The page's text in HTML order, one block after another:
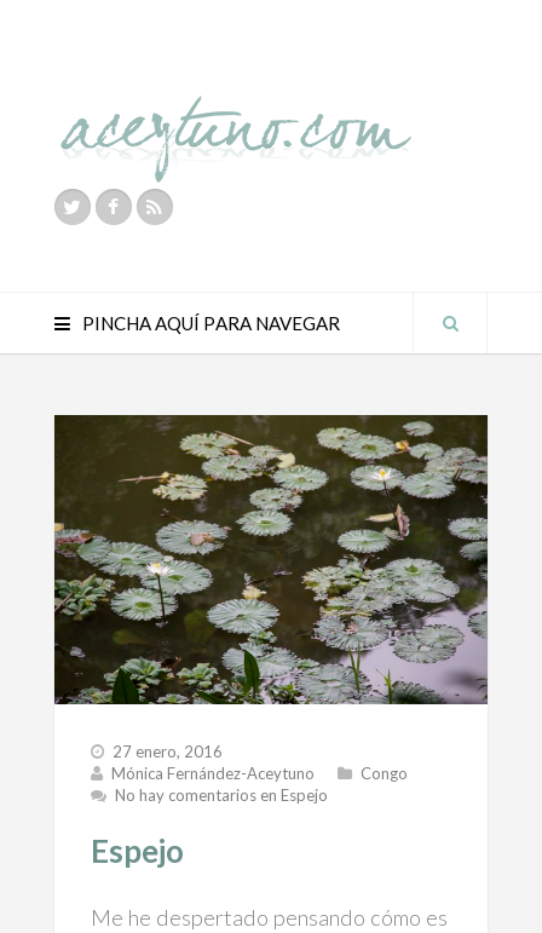
PINCHA AQUÍ PARA NAVEGAR
27 enero, 2016
Mónica Fernández-Aceytuno
Congo
No hay comentariosen Espejo
Espejo
Me he despertado pensando cómo es